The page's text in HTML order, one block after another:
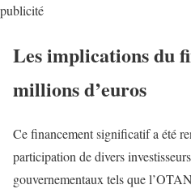
publicité
Les implications du
millions d’euros
Ce financement significatif a été
participation de divers
gouvernementaux tels que